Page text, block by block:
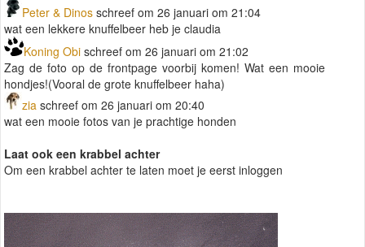
Peter & Dinos schreef om 26 januari om 21:04
wat een lekkere knuffelbeer heb je claudia
Koning Obi schreef om 26 januari om 21:02
Zag de foto op de frontpage voorbij komen! Wat een mooie
hondjes!(Vooral de grote knuffelbeer haha)
zia schreef om 26 januari om 20:40
wat een mooie fotos van je prachtige honden
Laat ook een krabbel achter
Om een krabbel achter te laten moet je eerst inloggen